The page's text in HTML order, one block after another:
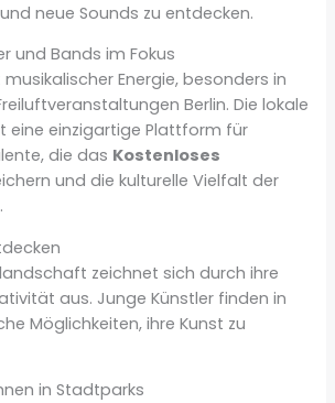
neue Sounds zu entdecken.
und Bands im Fokus
Energie, besonders in
Berlin. Die lokale
eine einzigartige Plattform für
die das Kostenloses
und die kulturelle Vielfalt der
zeichnet sich durch ihre
aus. Junge Künstler finden in
Möglichkeiten, ihre Kunst zu
in Stadtparks